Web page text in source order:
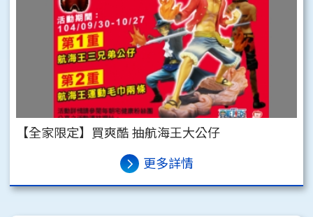
【全家限定】買爽酷 抽航海王大公仔
更多詳情